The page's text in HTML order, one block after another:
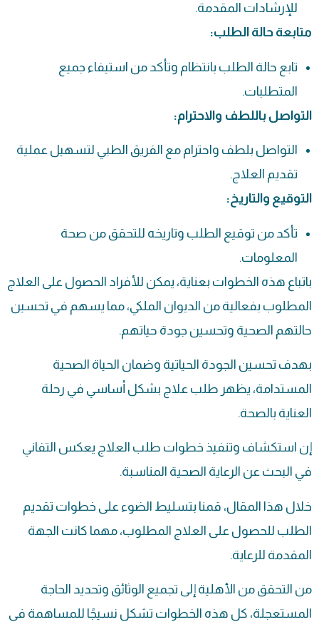
للإرشادات المقدمة.
متابعة حالة الطلب:
تابع حالة الطلب بانتظام وتأكد من استيفاء جميع
المتطلبات.
التواصل باللطف والاحترام:
التواصل بلطف واحترام مع الفريق الطبي لتسهيل عملية
تقديم العلاج.
التوقيع والتاريخ:
تأكد من توقيع الطلب وتاريخه للتحقق من صحة
المعلومات.
باتباع هذه الخطوات بعناية، يمكن للأفراد الحصول على العلاج
المطلوب بفعالية من الديوان الملكي، مما يسهم في تحسين
حالتهم الصحية وتحسين جودة حياتهم.
بهدف تحسين الجودة الحياتية وضمان الحياة الصحية
المستدامة، يظهر طلب علاج بشكل أساسي في رحلة
العناية بالصحة.
إن استكشاف وتنفيذ خطوات طلب العلاج يعكس التفاني
في البحث عن الرعاية الصحية المناسبة.
خلال هذا المقال، قمنا بتسليط الضوء على خطوات تقديم
الطلب للحصول على العلاج المطلوب، مهما كانت الجهة
المقدمة للرعاية.
من التحقق من الأهلية إلى تجميع الوثائق وتحديد الحاجة
المستعجلة، كل هذه الخطوات تشكل نسيجًا للمساهمة في